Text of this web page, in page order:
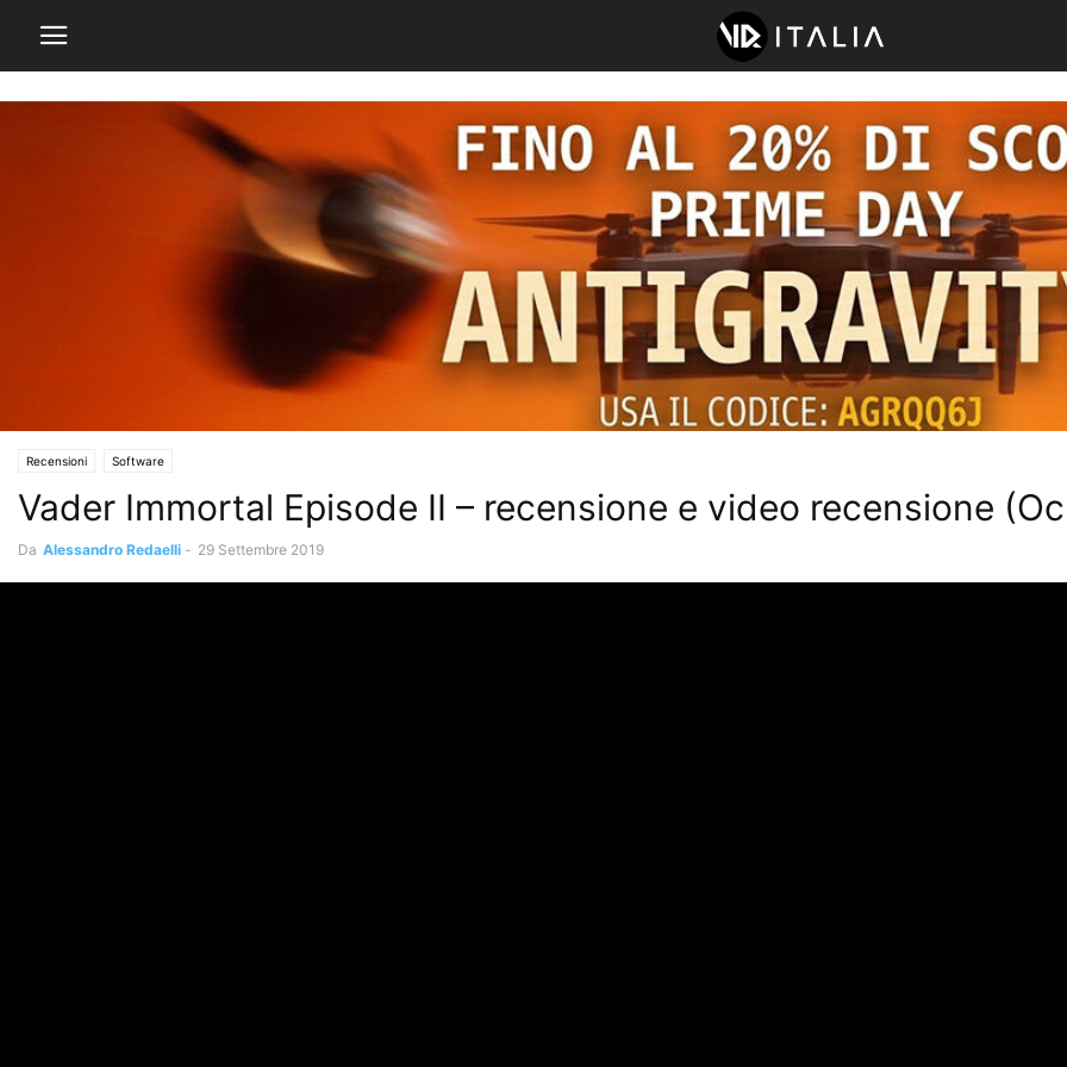
Recensioni Software
Vader Immortal Episode II – recensione e video recensione
Da Alessandro Redaelli - 29 Settembre 2019